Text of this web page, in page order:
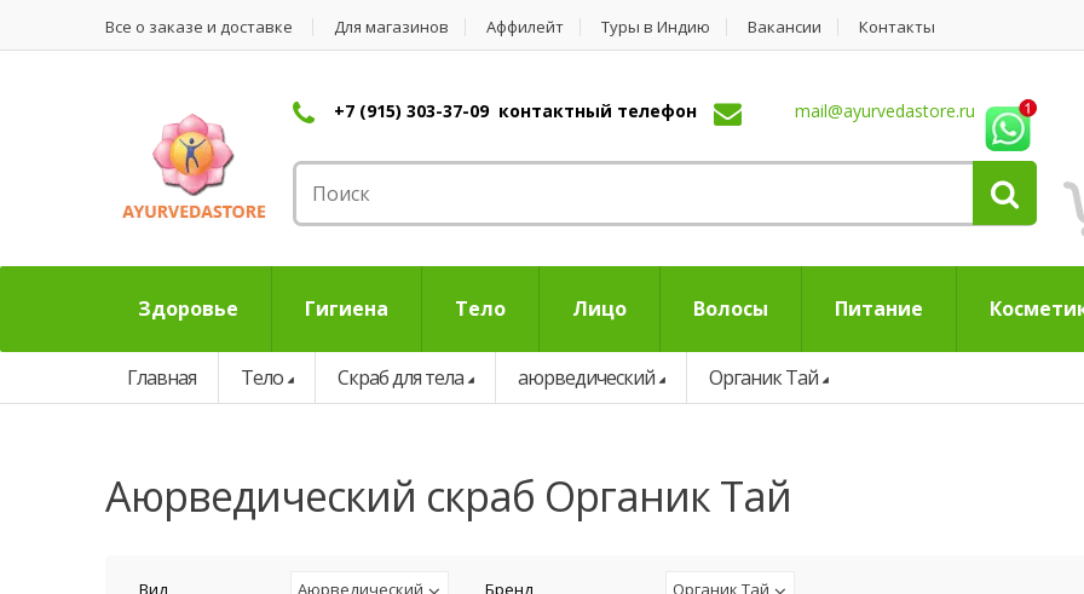
Все о заказе и доставке Для магазинов Аффилейт Туры в Индию Вакансии Контакты
+7 (915) 303-37-09 контактный телефон mail@ayurvedastore.ru
Здоровье Гигиена Тело Лицо Волосы Питание
Главная Тело Скраб для тела аюрведический Органик Тай
аюрведический скраб Органик Тай
Вид Аюрведический Бренд Органик Тай